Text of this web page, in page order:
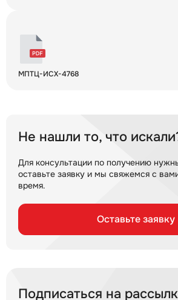
МПТЦ-ИСХ-4768
Не нашли то, что
Для консультации по получению
оставьте заявку и мы свяжемся с
время.
Оставьте заявку
Подписаться на